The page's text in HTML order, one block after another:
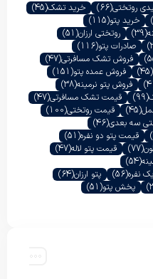
روتختی(66) خرید تشک(45)
خرید پتو(115)
(39) روتختی ارزان(51)
صادرات پتو(116)
فروش تشک مسافرتی(47)
(45) فروش عمده پتو(151)
فروش پتو نرمینه(38)
(99) قیمت تشک مسافرتی(47)
(45) قیمت روتختی(100)
سه بعدی(46)
قیمت پتو دو نفره(51)
(77) قیمت پتو لاله(47)
(54)
نفره(56) پتو ارزان(64)
پخش پتو(51)